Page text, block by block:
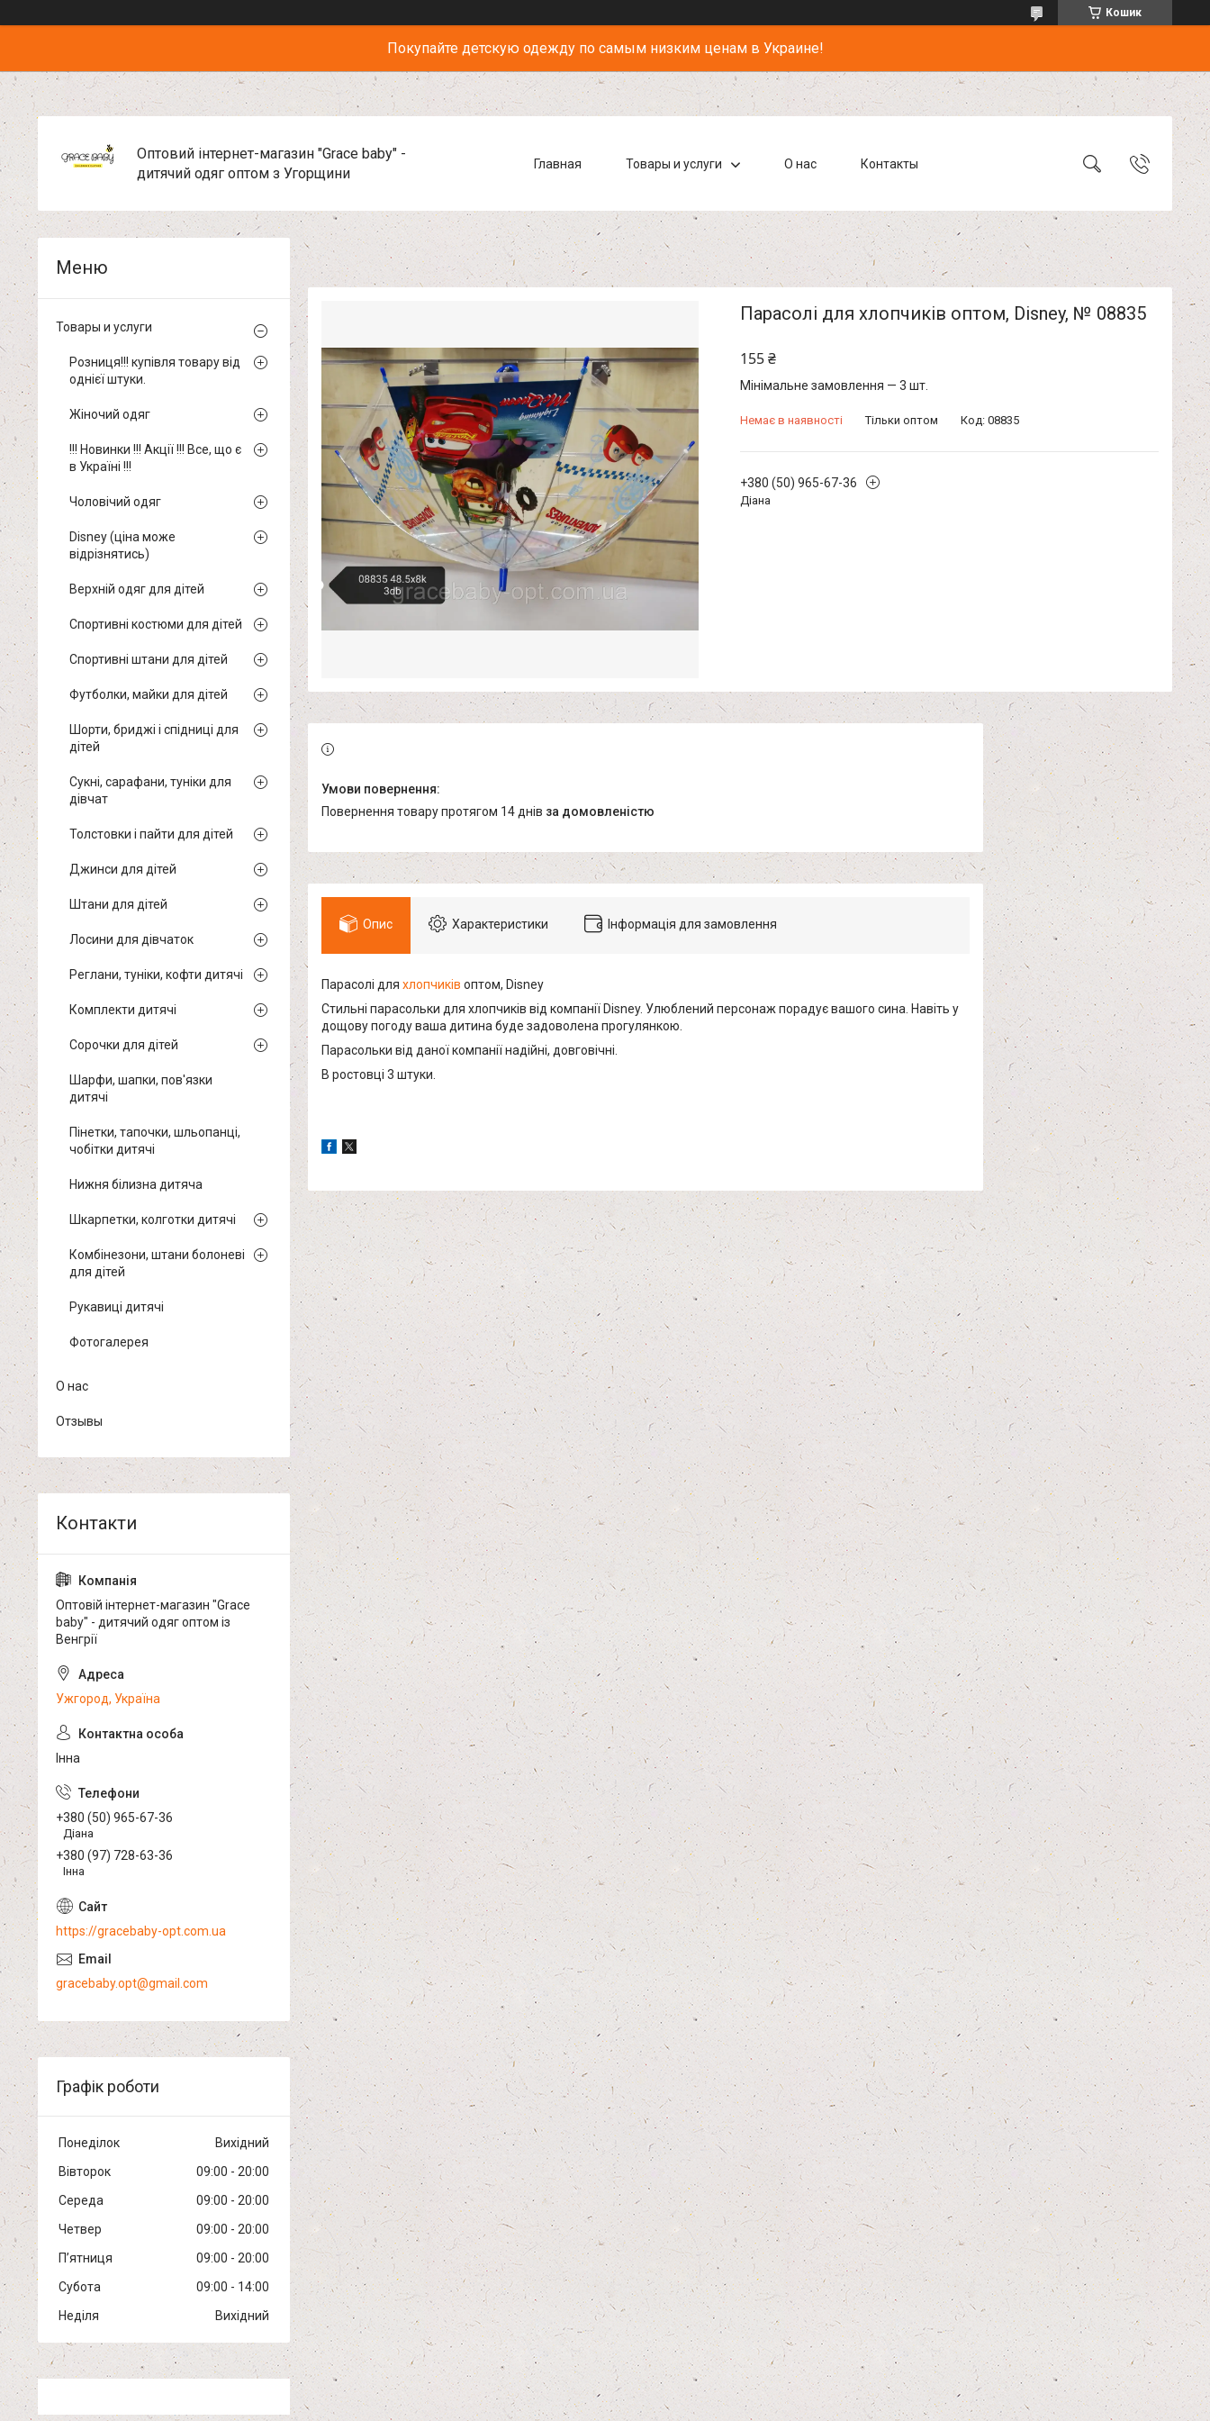
Кошик
Покупайте детскую одежду по самым низким ценам в Украине!
Оптовий інтернет-магазин "Grace baby" -
дитячий одяг оптом з Угорщини
Главная Товары и услуги О нас Контакты
Парасолі для хлопчиків оптом, Disney, № 08835
155 ₴
Мінімальне замовлення — 3 шт.
Немає в наявності Тільки оптом Код: 08835
+380 (50) 965-67-36
Діана
повернення товару протягом 14 днів за домовленістю
Опис Характеристики Інформація для замовлення
Парасолі для хлопчиків оптом, Disney
Стильні парасольки для хлопчиків від компанії Disney. Улюблений персонаж порадує вашого сина. Навіть у
дощову погоду ваша дитина буде задоволена прогулянкою.
Парасольки від даної компанії надійні, довговічні.
В ростовці 3 штуки.
Товары и услуги
Розниця!!! купівля товару від
однієї штуки.
Жіночий одяг
!!! Новинки !!! Акції !!! Все, що є
в Україні !!!
Чоловічий одяг
Disney (ціна може
відрізнятись)
Верхній одяг для дітей
Спортивні костюми для дітей
Спортивні штани для дітей
Футболки, майки для дітей
Шорти, бриджі і спідниці для
дітей
Сукні, сарафани, туніки для
дівчат
Толстовки і пайти для дітей
Джинси для дітей
Штани для дітей
Лосини для дівчаток
Реглани, туніки, кофти дитячі
Комплекти дитячі
Сорочки для дітей
Шарфи, шапки, пов'язки
дитячі
Пінетки, тапочки, шльопанці,
чобітки дитячі
Нижня білизна дитяча
Шкарпетки, колготки дитячі
Комбінезони, штани болоневі
для дітей
Рукавиці дитячі
Фотогалерея
О нас
Отзывы
Оптовій інтернет-магазин "Grace
baby" - дитячий одяг оптом із
Венгрії
Ужгород, Україна
Інна
+380 (50) 965-67-36
Діана
+380 (97) 728-63-36
Інна
https://gracebaby-opt.com.ua
gracebaby.opt@gmail.com
Графік роботи
Понеділок
Вихідний
Вівторок
09:00
20:00
Середа
09:00
20:00
Четвер
09:00
20:00
Пʼятниця
09:00
20:00
Субота
09:00
14:00
Неділя
Вихідний